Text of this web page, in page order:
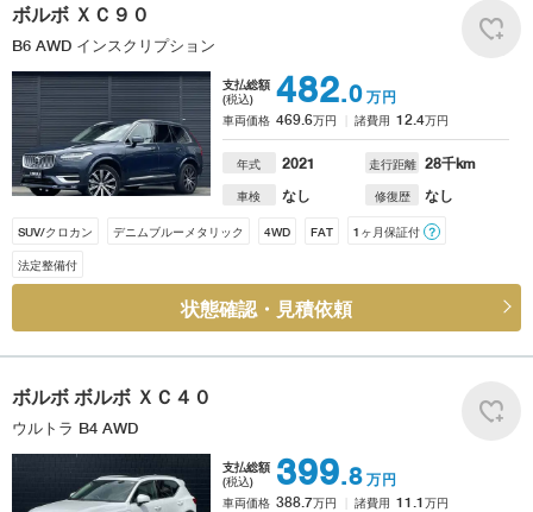
ボルボ ＸＣ９０
B6 AWD インスクリプション
支払総額
(税込)
482.0 万円
車両価格 469.6万円 諸費用 12.4万円
年式 2021 走行距離 28千km
車検 なし 修復歴 なし
SUV/クロカン デニムブルーメタリック 4WD FAT 1ヶ月保証付 ？
法定整備付
状態確認・見積依頼
ボルボ ボルボ ＸＣ４０
ウルトラ B4 AWD
支払総額
(税込)
399.8 万円
車両価格 388.7万円 諸費用 11.1万円